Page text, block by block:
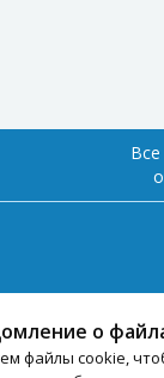
о
файлы cookie,